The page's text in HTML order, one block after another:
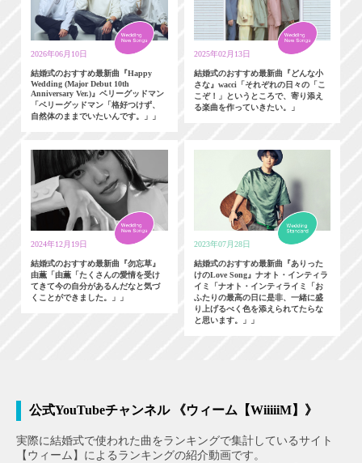
2026年06月10日
結婚式のおすすめ最新曲『Happy
Wedding (Major Debut 10th
Anniversary Ver.)』ベリーグッドマン
「ベリーグッドマン「格好つけず、
自然体のままでいたいんです。」」
2025年02月13日
結婚式のおすすめ最新曲『どんな小
さな』wacci「それぞれの日々の「こ
こぞ！」というところで、寄り添え
る楽曲を作っていきたい。」
2024年12月19日
結婚式のおすすめ最新曲『勿忘草』
由薫「由薫「たくさんの愛情を受け
てきて今の自分があるんだなと気づ
くことができました。」」
2023年07月28日
結婚式のおすすめ最新曲『ありった
けのLove Song』ナオト・インティラ
イミ「ナオト・インティライミ「お
ふたりの最高の日に是非、一緒に盛
り上げるべく色を添えられてたらな
と思います。」」
公式YouTubeチャンネル 《ウィーム【WiiiiiM】》
実際に結婚式で使われた曲をランキングで集計しているサイト
【ウィーム】によるランキングの紹介動画です。